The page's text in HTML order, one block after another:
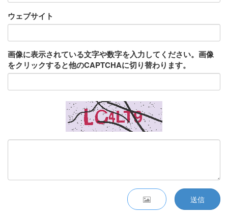
ウェブサイト
画像に表示されている文字や数字を入力してください。画像
をクリックすると他のCAPTCHAに切り替わります。
送信